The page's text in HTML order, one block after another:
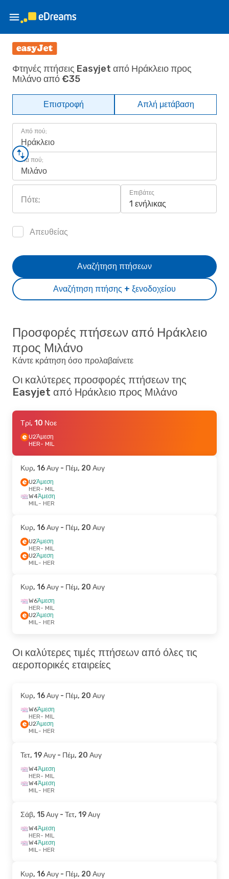
Φτηνές πτήσεις Easyjet από Ηράκλειο προς
Μιλάνο από €35
Επιστροφή Απλή μετάβαση
Από πού;
Ηράκλειο
Για πού;
Μιλάνο
Πότε;
Επιβάτες
1 ενήλικας
Απευθείας
Αναζήτηση πτήσης + ξενοδοχείου
Αναζήτηση πτήσεων
Προσφορές πτήσεων από Ηράκλειο
προς Μιλάνο
Κάντε κράτηση όσο προλαβαίνετε
Οι καλύτερες προσφορές πτήσεων της
Easyjet από Ηράκλειο προς Μιλάνο
Τρί, 10 Νοε
U2Άμεση
HER- MIL
Κυρ, 16 Αυγ - Πέμ, 20 Αυγ
U2Άμεση
HER- MIL
W4Άμεση
MIL- HER
Κυρ, 16 Αυγ - Πέμ, 20 Αυγ
U2Άμεση
HER- MIL
U2Άμεση
MIL- HER
Κυρ, 16 Αυγ - Πέμ, 20 Αυγ
W6Άμεση
HER- MIL
U2Άμεση
MIL- HER
Οι καλύτερες τιμές πτήσεων από όλες τις
αεροπορικές εταιρείες
Κυρ, 16 Αυγ - Πέμ, 20 Αυγ
W6Άμεση
HER- MIL
U2Άμεση
MIL- HER
Τετ, 19 Αυγ - Πέμ, 20 Αυγ
W4Άμεση
HER- MIL
W4Άμεση
MIL- HER
Σάβ, 15 Αυγ - Τετ, 19 Αυγ
W4Άμεση
HER- MIL
W4Άμεση
MIL- HER
Κυρ, 16 Αυγ - Πέμ, 20 Αυγ